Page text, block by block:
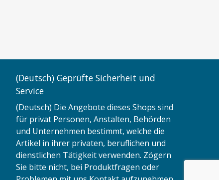
(Deutsch) Geprüfte Sicherheit und
Service
(Deutsch) Die Angebote dieses Shops sind
für privat Personen, Anstalten, Behörden
und Unternehmen bestimmt, welche die
Artikel in ihrer privaten, beruflichen und
dienstlichen Tätigkeit verwenden. Zögern
Sie bitte nicht, bei Produktfragen oder